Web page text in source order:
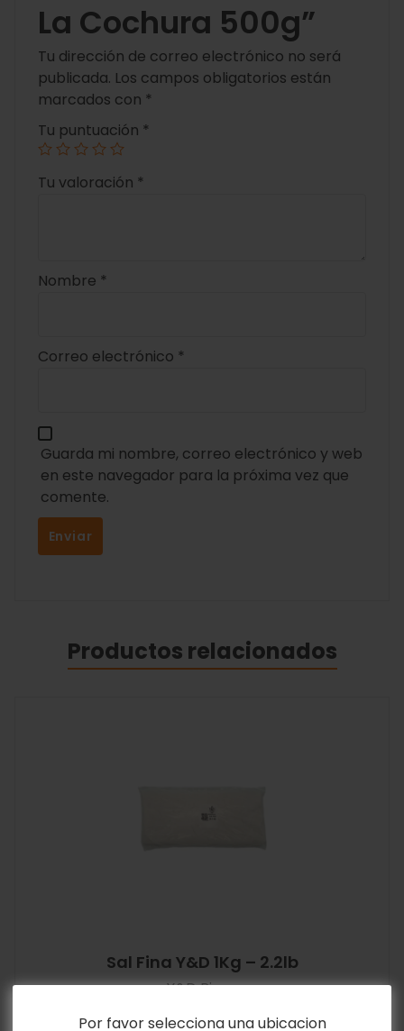
Por favor selecciona una ubicacion
La Cochura 500g”
Tu dirección de correo electrónico no será
publicada. Los campos obligatorios están
marcados con *
Tu puntuación *
Tu valoración *
Nombre *
Correo electrónico *
Guarda mi nombre, correo electrónico y web
en este navegador para la próxima vez que
comente.
Productos relacionados
Sal Fina Y&D 1Kg – 2.2lb
Y&D Ricos